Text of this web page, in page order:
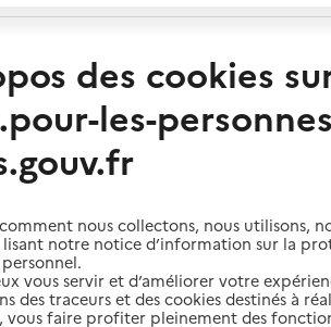
(aide) par département
autonomie à domicile (aide)
de-Rouergue (12200)
services autonomie à
des cookies
les-
nous collectons, nous utilisons,
lisant notre notice d’information sur la
vous servir et d’améliorer votre
des traceurs et des cookies destinés à
vous faire profiter pleinement des